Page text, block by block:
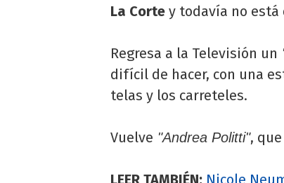
La Corte y todavía no
Regresa a la Televisión un
difícil de hacer, con una
telas y los carreteles.
Vuelve "Andrea Politti",
LEER TAMBIÉN: Nicole